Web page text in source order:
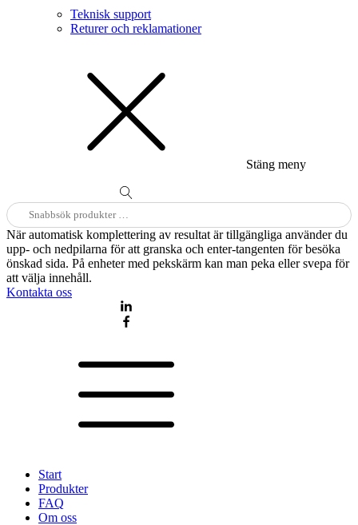
Teknisk support
Returer och reklamationer
Stäng meny
Sök
efter:
När automatisk komplettering av resultat är tillgängliga använder du
upp- och nedpilarna för att granska och enter-tangenten för besöka
önskad sida. På enheter med pekskärm kan man peka eller svepa för
att välja innehåll.
Kontakta oss
Start
Produkter
FAQ
Om oss